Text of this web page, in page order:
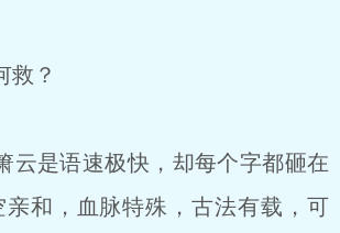
救？
云是语速极快，却每个字都砸在
亲和，血脉特殊，古法有载，可